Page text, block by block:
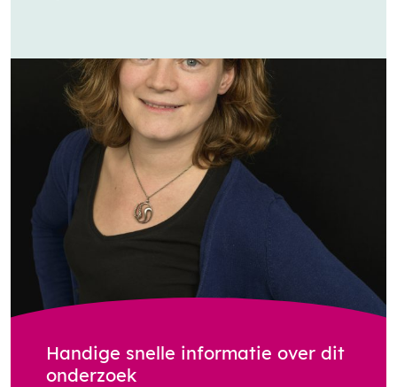
Handige snelle informatie over dit
onderzoek